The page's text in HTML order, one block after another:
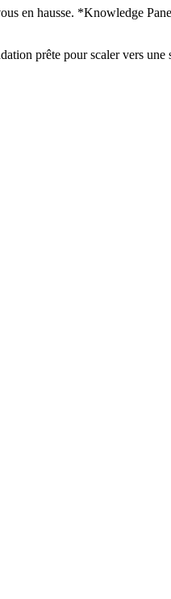
en hausse. *Knowledge
prête pour scaler vers une